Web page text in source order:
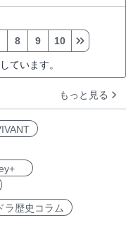
ています。
8 9 10
もっと見る
ラ歴史コラム